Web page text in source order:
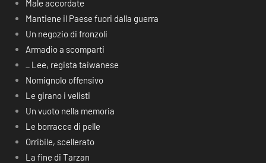
Male accordate
Mantiene il Paese fuori dalla guerra
Un negozio di fronzoli
Armadio a scomparti
_ Lee, regista taiwanese
Nomignolo offensivo
Le girano i velisti
Un vuoto nella memoria
Le borracce di pelle
Orribile, scellerato
La fine di Tarzan